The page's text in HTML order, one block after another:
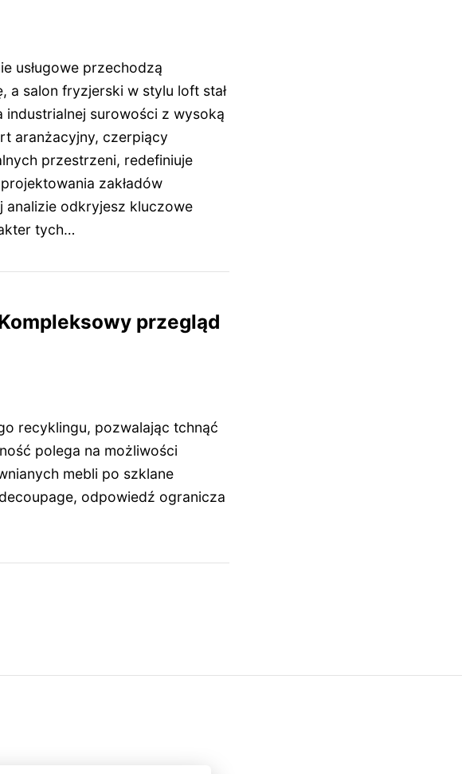
usługowe przechodzą
a salon fryzjerski w stylu loft stał
industrialnej surowości z wysoką
aranżacyjny, czerpiący
przestrzeni, redefiniuje
zakładów
analizie odkryjesz kluczowe
tych…
przegląd
recyklingu, pozwalając tchnąć
polega na możliwości
mebli po szklane
odpowiedź ogranicza